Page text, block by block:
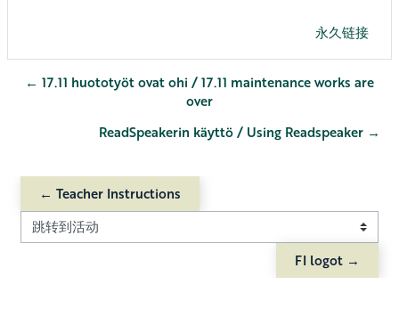
永久链接
← 17.11 huototyöt ovat ohi / 17.11 maintenance works are
over
ReadSpeakerin käyttö / Using Readspeaker →
← Teacher Instructions
跳转到活动
FI logot →